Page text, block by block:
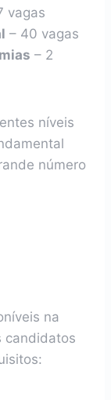
vagas
– 40 vagas
– 2
níveis
número
na
candidatos